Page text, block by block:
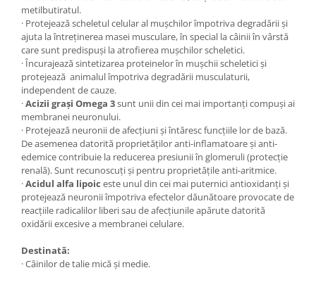
metilbutiratul.
· Protejează scheletul celular al mușchilor împotriva degradării și
ajuta la întreținerea masei musculare, în special la câinii în vârstă
care sunt predispuși la atrofierea mușchilor scheletici.
· Încurajează sintetizarea proteinelor în mușchii scheletici și
protejează animalul împotriva degradării musculaturii,
independent de cauze.
·Acizii grași Omega 3sunt unii din cei mai importanți compuși ai
membranei neuronului.
· Protejează neuronii de afecțiuni și întăresc funcțiile lor de bază.
De asemenea datorită proprietăților anti-inflamatoare și anti-
edemice contribuie la reducerea presiunii în glomeruli (protecție
renală). Sunt recunoscuți și pentru proprietățile anti-aritmice.
·Acidul alfa lipoic este unul din cei mai puternici antioxidanți și
protejează neuronii împotriva efectelor dăunătoare provocate de
reacțiile radicalilor liberi sau de afecțiunile apărute datorită
oxidării excesive a membranei celulare.
Destinată:
· Câinilor de talie mică și medie.